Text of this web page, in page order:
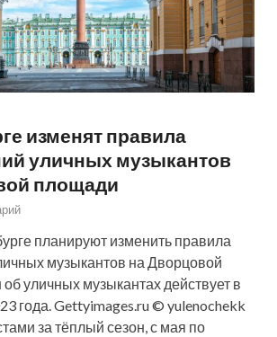
изменят правила
уличных музыкантов
площади
планируют изменить правила
музыкантов на Дворцовой
уличных музыкантах действует в
года. Gettyimages.ru © yulenochekk
за тёплый сезон, с мая по